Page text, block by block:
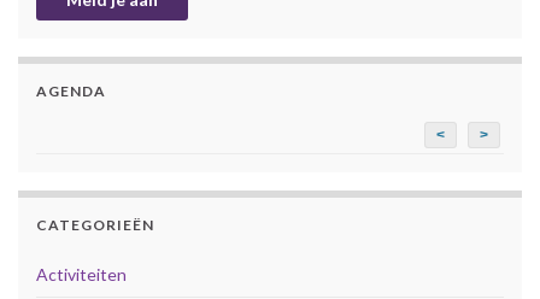
AGENDA
< >
CATEGORIEËN
Activiteiten